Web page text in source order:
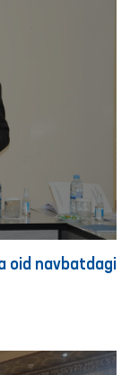
oid navbatdagi